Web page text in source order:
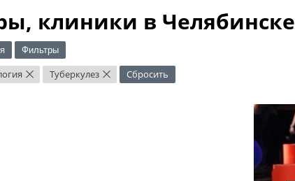
клиники в Челябинске
Фильтры
× Туберкулез × Сбросить